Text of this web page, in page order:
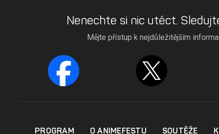
Nenechte si nic utéct.
Mějte přístup k nejdůležitějším
PROGRAM O ANIMEFESTU SOUTĚŽE